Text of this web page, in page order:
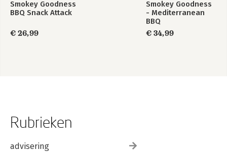
Smokey Goodness
BBQ Snack Attack
€ 26,99
Smokey Goodness
- Mediterranean
BBQ
€ 34,99
Rubrieken
advisering